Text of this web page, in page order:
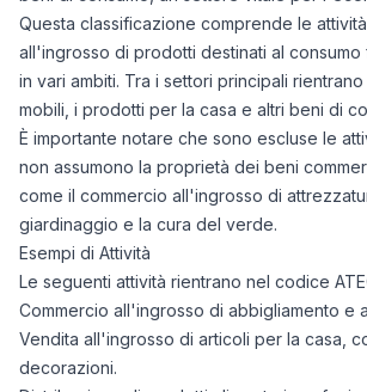
Questa classificazione comprende le
all'ingrosso di prodotti destinati al consumo
in vari ambiti. Tra i settori principali
mobili, i prodotti per la casa e altri beni di
È importante notare che sono escluse le
non assumono la proprietà dei beni
come il commercio all'ingrosso di
giardinaggio e la cura del verde.
Esempi di Attività
Le seguenti attività rientrano nel codice
Commercio all'ingrosso di abbigliamento e
Vendita all'ingrosso di articoli per la casa,
decorazioni.